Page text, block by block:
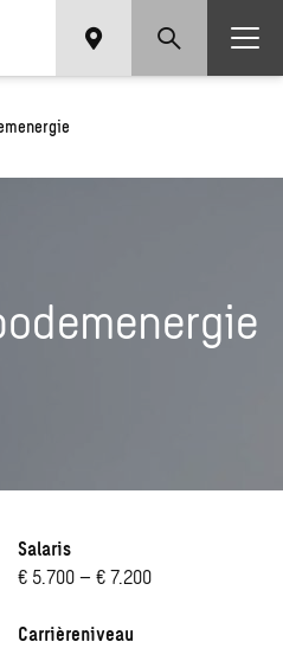
Salaris
€ 5.700 – € 7.200
Carrièreniveau